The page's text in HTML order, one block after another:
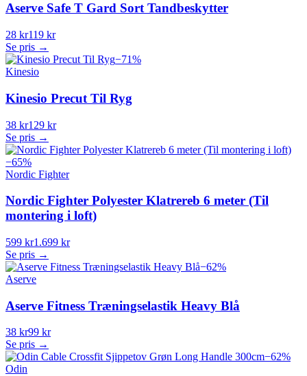
Aserve Safe T Gard Sort Tandbeskytter
28 kr119 kr
Se pris →
−71%
Kinesio
Kinesio Precut Til Ryg
38 kr129 kr
Se pris →
−65%
Nordic Fighter
Nordic Fighter Polyester Klatrereb 6 meter (Til
montering i loft)
599 kr1.699 kr
Se pris →
−62%
Aserve
Aserve Fitness Træningselastik Heavy Blå
38 kr99 kr
Se pris →
−62%
Odin